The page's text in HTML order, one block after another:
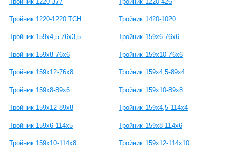
Тройник 1220-1220 ТСН Тройник 1420-1020
Тройник 159х4,5-76х3,5 Тройник 159х6-76х6
Тройник 159х8-76х6 Тройник 159х10-76х6
Тройник 159х12-76х8 Тройник 159х4,5-89х4
Тройник 159х8-89х6 Тройник 159х10-89х8
Тройник 159х12-89х8 Тройник 159х4,5-114х4
Тройник 159х6-114х5 Тройник 159х8-114х6
Тройник 159х10-114х8 Тройник 159х12-114х10